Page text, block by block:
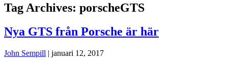
Tag Archives: porscheGTS
Nya GTS från Porsche är här
John Sempill | januari 12, 2017